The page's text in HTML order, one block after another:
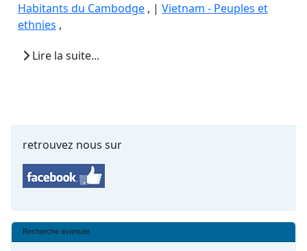
Habitants du Cambodge , | Vietnam - Peuples et
ethnies ,
Lire la suite...
retrouvez nous sur
Recherche avancée